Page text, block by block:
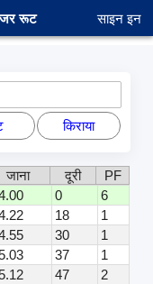
रूट साइन इन
किराया
जाना दूरी
PF
0
6
18
1
30
1
37
1
47
2